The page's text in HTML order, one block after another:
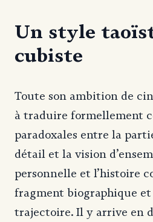
Un style
cubiste
Toute son ambition de
à traduire formellement
paradoxales entre la
détail et la vision
personnelle et l’histoire
fragment biographique et
trajectoire. Il y arrive en